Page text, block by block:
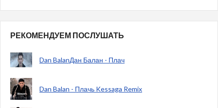
РЕКОМЕНДУЕМ ПОСЛУШАТЬ
Dan BalanДан Балан - Плач
Dan Balan - Плачь Kessaga Remix